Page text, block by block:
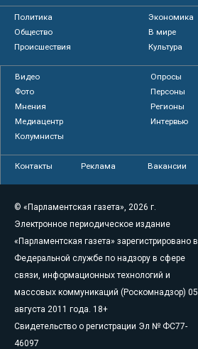
Политика
Экономика
Общество
В мире
Происшествия
Культура
Видео
Опросы
Фото
Персоны
Мнения
Регионы
Медиацентр
Интервью
Колумнисты
Контакты Реклама Вакансии
© «Парламентская газета», 2026 г.
Электронное периодическое издание
«Парламентская газета» зарегистрировано в
Федеральной службе по надзору в сфере
связи, информационных технологий и
массовых коммуникаций (Роскомнадзор) 05
августа 2011 года. 18+
Свидетельство о регистрации Эл № ФС77-
46097